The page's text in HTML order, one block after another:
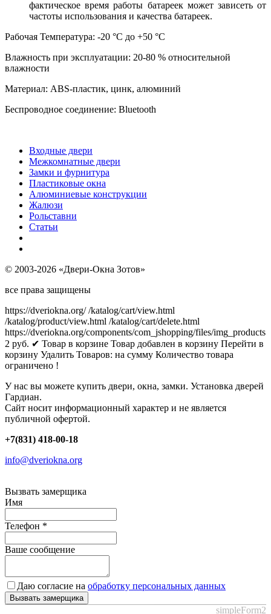
фактическое время работы батареек может зависеть от
частоты использования и качества батареек.
Рабочая Температура: -20 °C до +50 °C
Влажность при эксплуатации: 20-80 % относительной
влажности
Материал: ABS-пластик, цинк, алюминий
Беспроводное соединение: Bluetooth
Входные двери
Межкомнатные двери
Замки и фурнитура
Пластиковые окна
Алюминиевые конструкции
Жалюзи
Рольставни
Статьи
© 2003-2026 «Двери-Окна Зотов»
все права защищены
https://dveriokna.org/ /katalog/cart/view.html
/katalog/product/view.html /katalog/cart/delete.html
https://dveriokna.org/components/com_jshopping/files/img_products
2 руб. ✔ Товар в корзине Товар добавлен в корзину Перейти в
корзину Удалить Товаров: на сумму Количество товара
ограничено !
У нас вы можете купить двери, окна, замки. Установка дверей
Гардиан.
Сайт носит информационный характер и не является
публичной офертой.
+7(831) 418-00-18
info@dveriokna.org
Вызвать замерщика
Имя
Телефон *
Ваше сообщение
Даю согласие на обработку персональных данных
Вызвать замерщика
simpleForm2